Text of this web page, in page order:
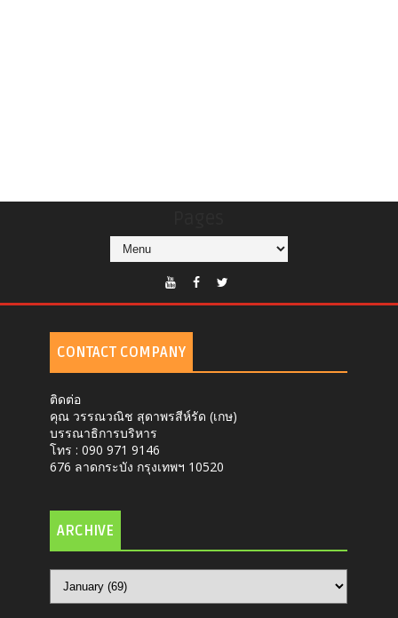
CONTACT COMPANY
ติดต่อ
คุณ วรรณวณิช สุดาพรสีห์รัด (เกษ)
บรรณาธิการบริหาร
โทร : 090 971 9146
676 ลาดกระบัง กรุงเทพฯ 10520
ARCHIVE